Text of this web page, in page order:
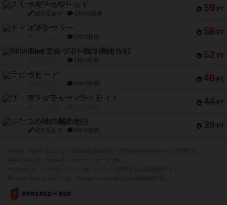
59 PT
スモールワールド
紹介文あり 13件の投稿
58 PT
ギャンブラー
2件の投稿
52 PT
Bitter End ブタペスト救出作戦
1件の投稿
46 PT
ラピード
1件の投稿
44 PT
ザ・フラッフィー・ライト
39 PT
ふたつの城の物語
紹介文あり 6件の投稿